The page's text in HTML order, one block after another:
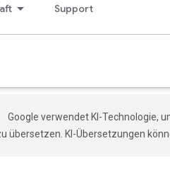
Support
Google verwendet KI-Technologie,
übersetzen. KI-Übersetzungen